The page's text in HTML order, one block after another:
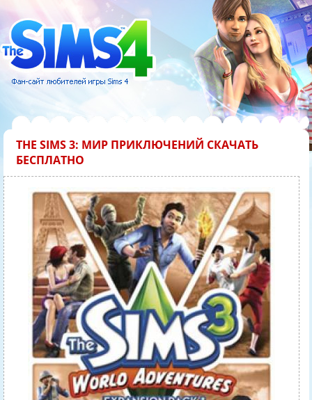
THE SIMS 3: МИР ПРИКЛЮЧЕНИЙ СКАЧАТЬ
БЕСПЛАТНО